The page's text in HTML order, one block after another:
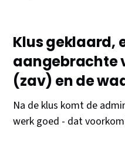
Klus geklaard,
aangebrachte
(zav) en de
Na de klus komt de
werk goed - dat